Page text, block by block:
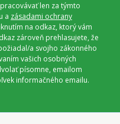
len za týmto
a zásadami ochrany
na odkaz, ktorý vám
zároveň prehlasujete, že
a svojho zákonného
vašich osobných
písomne, emailom
informačného emailu.